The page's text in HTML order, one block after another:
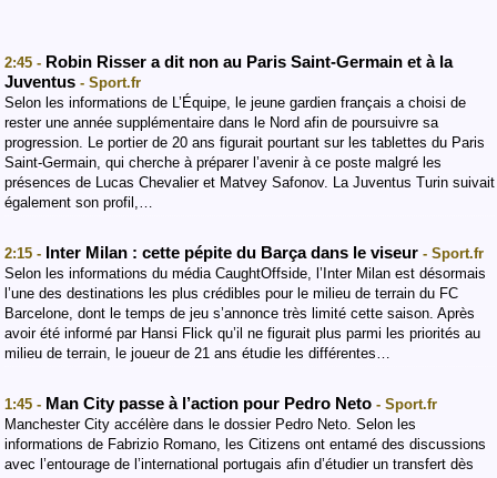
2:45 - Robin Risser a dit non au Paris Saint-Germain et à la
Juventus - Sport.fr
Selon les informations de L’Équipe, le jeune gardien français a choisi de
rester une année supplémentaire dans le Nord afin de poursuivre sa
progression. Le portier de 20 ans figurait pourtant sur les tablettes du Paris
Saint-Germain, qui cherche à préparer l’avenir à ce poste malgré les
présences de Lucas Chevalier et Matvey Safonov. La Juventus Turin suivait
également son profil,…
2:15 - Inter Milan : cette pépite du Barça dans le viseur - Sport.fr
Selon les informations du média CaughtOffside, l’Inter Milan est désormais
l’une des destinations les plus crédibles pour le milieu de terrain du FC
Barcelone, dont le temps de jeu s’annonce très limité cette saison. Après
avoir été informé par Hansi Flick qu’il ne figurait plus parmi les priorités au
milieu de terrain, le joueur de 21 ans étudie les différentes…
1:45 - Man City passe à l’action pour Pedro Neto - Sport.fr
Manchester City accélère dans le dossier Pedro Neto. Selon les
informations de Fabrizio Romano, les Citizens ont entamé des discussions
avec l’entourage de l’international portugais afin d’étudier un transfert dès